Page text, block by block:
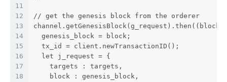
11
12
13
14
15
16
17
18
// get the genesis block from the orderer
channel.getGenesisBlock(g_request).then((block)
  genesis_block = block;
  tx_id = client.newTransactionID();
  let j_request = {
    targets : targets,
    block : genesis_block,